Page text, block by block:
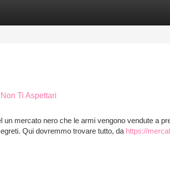
Ti Aspettari
mercato nero che le armi vengono vendute a
Qui dovremmo trovare tutto, da https://